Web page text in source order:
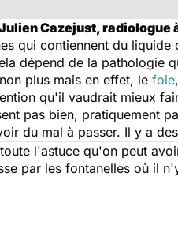
Cazejust,
qui contiennent du
dépend de la pathologie
plus mais en effet, le foie
qu'il vaudrait mieux
pas bien, pratiquement
du mal à passer. Il y a
l'astuce qu'on peut
par les fontanelles où il